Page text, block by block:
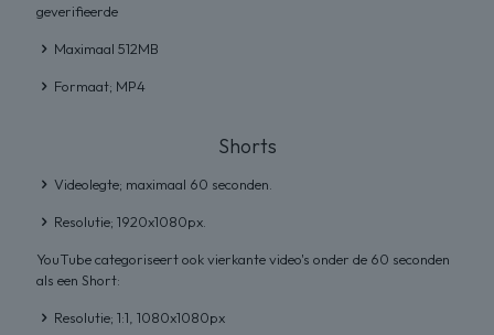
geverifieerde
Maximaal 512MB
Formaat; MP4
Shorts
Videolegte; maximaal 60 seconden.
Resolutie; 1920x1080px.
YouTube categoriseert ook vierkante video's onder de 60 seconden
als een Short:
Resolutie; 1:1, 1080x1080px